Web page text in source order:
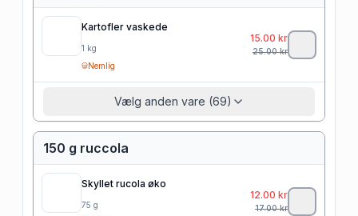
Kartofler vaskede
1 kg
Nemlig
15.00 kr
25.00kr
Vælg anden vare (69)
150 g ruccola
Skyllet rucola øko
75 g
12.00 kr
17.00kr